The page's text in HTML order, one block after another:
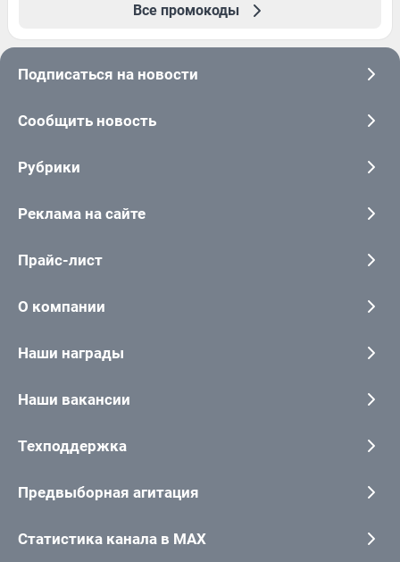
Все промокоды
Подписаться на новости
Сообщить новость
Рубрики
Реклама на сайте
Прайс-лист
О компании
Наши награды
Наши вакансии
Техподдержка
Предвыборная агитация
Статистика канала в MAX